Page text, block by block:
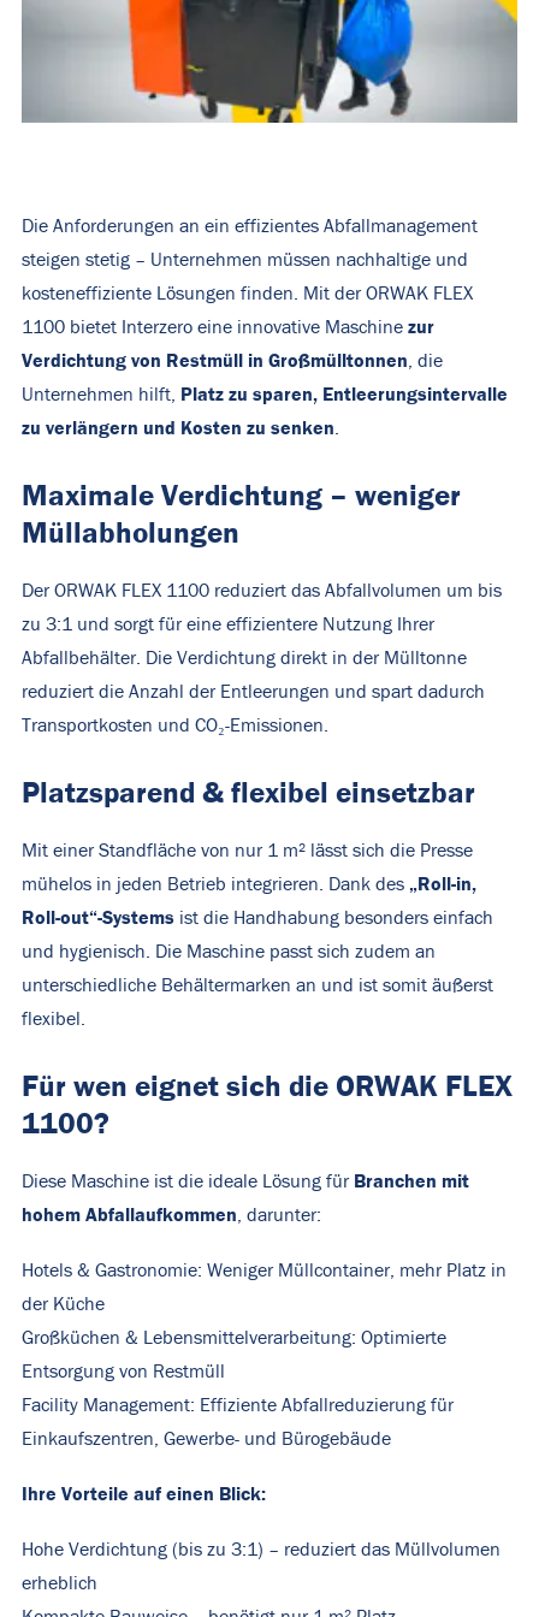
Die Anforderungen an ein effizientes Abfallmanagement
steigen stetig – Unternehmen müssen nachhaltige und
kosteneffiziente Lösungen finden. Mit der ORWAK FLEX
1100 bietet Interzero eine innovative Maschine zur
Verdichtung von Restmüll in Großmülltonnen , die
Unternehmen hilft, Platz zu sparen, Entleerungsintervalle
zu verlängern und Kosten zu senken
Maximale Verdichtung – weniger
Müllabholungen
Der ORWAK FLEX 1100 reduziert das Abfallvolumen um bis
zu 3:1 und sorgt für eine effizientere Nutzung Ihrer
Abfallbehälter. Die Verdichtung direkt in der Mülltonne
reduziert die Anzahl der Entleerungen und spart dadurch
Transportkosten und CO₂-Emissionen.
Platzsparend & flexibel einsetzbar
Mit einer Standfläche von nur 1 m² lässt sich die Presse
mühelos in jeden Betrieb integrieren. Dank des „Roll-in,
Roll-out“-Systems ist die Handhabung besonders einfach
und hygienisch. Die Maschine passt sich zudem an
unterschiedliche Behältermarken an und ist somit äußerst
flexibel.
Für wen eignet sich die ORWAK FLEX
1100?
Diese Maschine ist die ideale Lösung für Branchen mit
hohem Abfallaufkommen , darunter:
Hotels & Gastronomie: Weniger Müllcontainer, mehr Platz in
der Küche
Großküchen & Lebensmittelverarbeitung: Optimierte
Entsorgung von Restmüll
Facility Management: Effiziente Abfallreduzierung für
Einkaufszentren, Gewerbe- und Bürogebäude
Ihre Vorteile auf einen Blick:
Hohe Verdichtung (bis zu 3:1) – reduziert das Müllvolumen
erheblich